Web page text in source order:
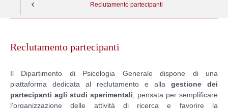
Reclutamento partecipanti
contentReclutamento partecipanti
Il Dipartimento di Psicologia Generale dispone di una
piattaforma dedicata al reclutamento e alla gestione dei
partecipanti agli studi sperimentali , pensata per semplificare
l’organizzazione delle attività di ricerca e favorire la